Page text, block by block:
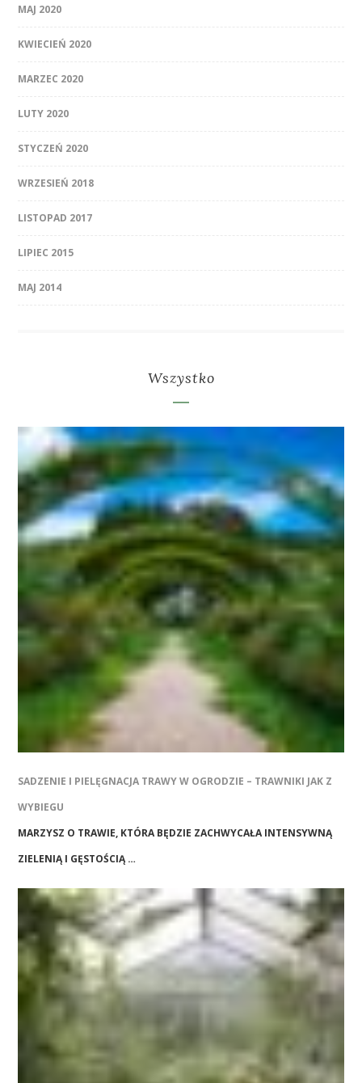
MAJ 2020
KWIECIEŃ 2020
MARZEC 2020
LUTY 2020
STYCZEŃ 2020
WRZESIEŃ 2018
LISTOPAD 2017
LIPIEC 2015
MAJ 2014
Wszystko
SADZENIE I PIELĘGNACJA TRAWY W OGRODZIE – TRAWNIKI JAK Z
WYBIEGU
MARZYSZ O TRAWIE, KTÓRA BĘDZIE ZACHWYCAŁA INTENSYWNĄ
ZIELENIĄ I GĘSTOŚCIĄ …